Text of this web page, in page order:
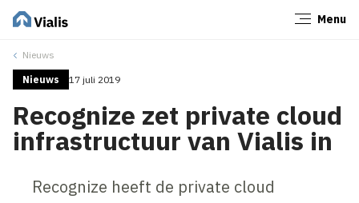
Menu
Nieuws
Nieuws 17 juli 2019
Recognize zet private cloud
infrastructuur van Vialis in
Recognize heeft de private cloud
Sluiten